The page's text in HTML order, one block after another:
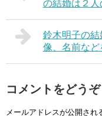
の結婚は２人
鈴木明子の
像、名前など
コメントをどうぞ
メールアドレスが公開され